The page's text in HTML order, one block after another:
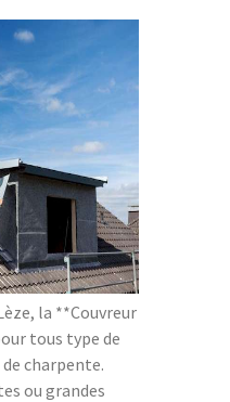
la **Couvreur
tous type de
charpente.
ou grandes